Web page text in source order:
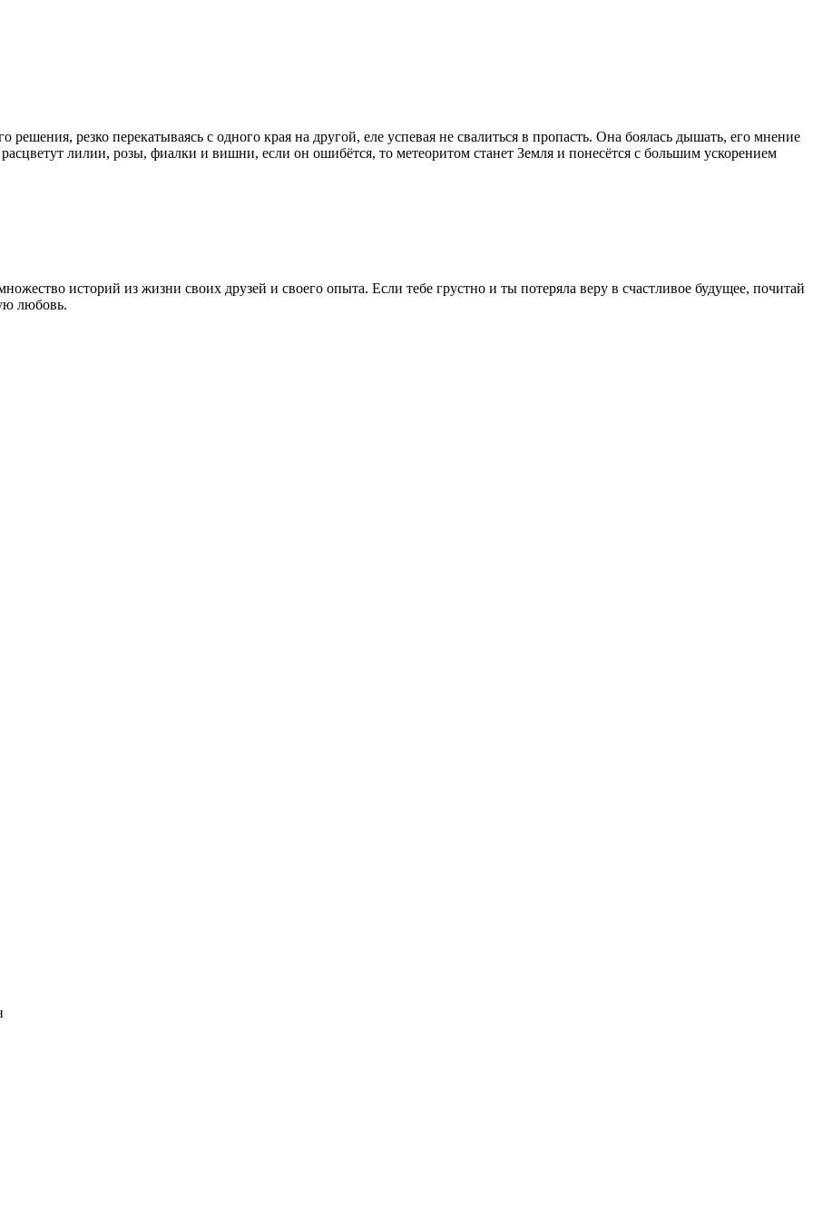
резко перекатываясь с одного края на другой, еле успевая не свалиться в пропасть. Она боялась дышать, его мнение
лилии, розы, фиалки и вишни, если он ошибётся, то метеоритом станет Земля и понесётся с большим ускорением
историй из жизни своих друзей и своего опыта. Если тебе грустно и ты потеряла веру в счастливое будущее, почитай
любовь.